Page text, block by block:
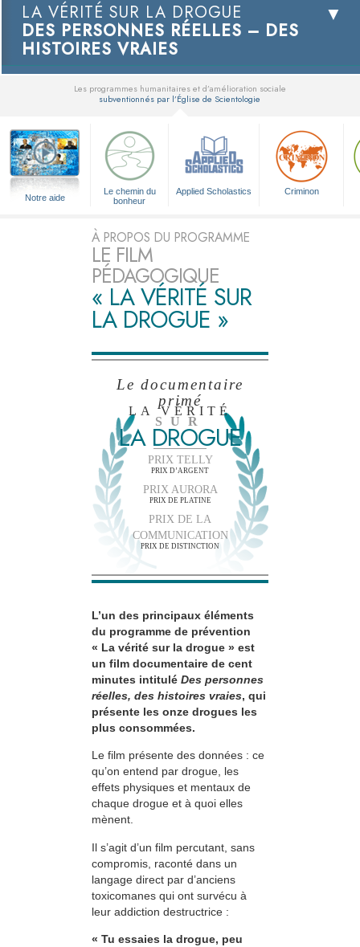
LA VÉRITÉ SUR LA DROGUE
DES PERSONNES RÉELLES – DES
HISTOIRES VRAIES
Les programmes humanitaires et d’amélioration sociale
subventionnés par l’Église de Scientologie
Notre aide
Le chemin du
bonheur
Applied Scholastics Criminon
À PROPOS DU PROGRAMME
LE FILM
PÉDAGOGIQUE
« LA VÉRITÉ SUR
LA DROGUE »
Le documentaire
primé
LA VÉRITÉ
SUR
LA DROGUE
PRIX TELLY
PRIX D’ARGENT
PRIX AURORA
PRIX DE PLATINE
PRIX DE LA
COMMUNICATION
PRIX DE DISTINCTION
L’un des principaux éléments
du programme de prévention
« La vérité sur la drogue » est
un film documentaire de cent
minutes intitulé Des personnes
réelles, des histoires vraies, qui
présente les onze drogues les
plus consommées.
Le film présente des données : ce
qu’on entend par drogue, les
effets physiques et mentaux de
chaque drogue et à quoi elles
mènent.
Il s’agit d’un film percutant, sans
compromis, raconté dans un
langage direct par d’anciens
toxicomanes qui ont survécu à
leur addiction destructrice :
« Tu essaies la drogue, peu